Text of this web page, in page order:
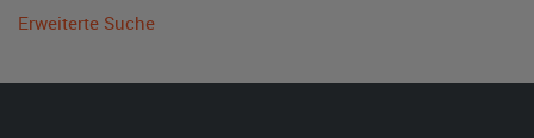
Erweiterte Suche